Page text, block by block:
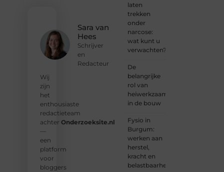
Sara van
Hees
Schrijver
en
Redacteur
Wij
zijn
het
enthousiaste
redactieteam
achter Onderzoeksite.nl
—
een
platform
voor
bloggers
laten
trekken
onder
narcose:
wat kunt u
verwachten?
De
belangrijke
rol van
heiwerkzaamheden
in de bouw
Fysio in
Burgum:
werken aan
herstel,
kracht en
belastbaarheid